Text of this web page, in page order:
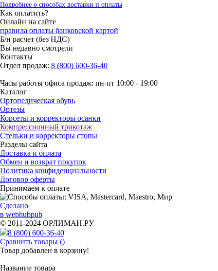
Подробнее о способах доставки и оплаты
Как оплатить?
Онлайн на сайте
правила оплаты банковской картой
Б/н расчет (без НДС)
Вы недавно смотрели
Контакты
Отдел продаж: 8 (800) 600-36-40
Часы работы офиса продаж: пн-пт 10:00 - 19:00
Каталог
Ортопедическая обувь
Ортезы
Корсеты и корректоры осанки
Компрессионный трикотаж
Стельки и корректоры стопы
Разделы сайта
Доставка и оплата
Обмен и возврат покупок
Политика конфиденциальности
Договор оферты
Принимаем к оплате
Сделано
в webhubpub
© 2011-2024 ОРЛИМАН.РУ
8 (800) 600-36-40
Сравнить товары ()
Товар добавлен в корзину!
Название товара